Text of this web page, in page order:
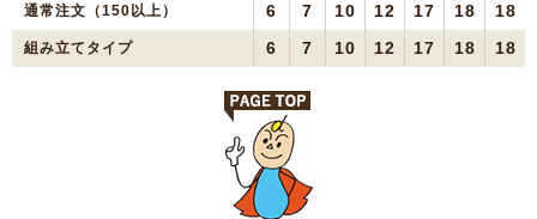
通常注文（150以上） 6 7 10 12 17 18 18
組み立てタイプ 6 7 10 12 17 18 18